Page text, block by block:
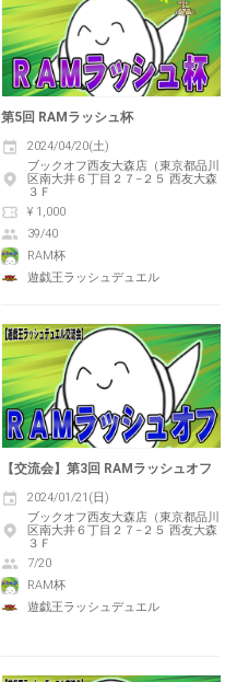
第5回 RAMラッシュ杯
2024/04/20(土)
ブックオフ西友大森店（東京都品川
区南大井６丁目２７−２５ 西友大森
３Ｆ
¥ 1,000
39/40
RAM杯
遊戯王ラッシュデュエル
【交流会】第3回 RAMラッシュオフ
2024/01/21(日)
ブックオフ西友大森店（東京都品川
区南大井６丁目２７−２５ 西友大森
３Ｆ
7/20
RAM杯
遊戯王ラッシュデュエル